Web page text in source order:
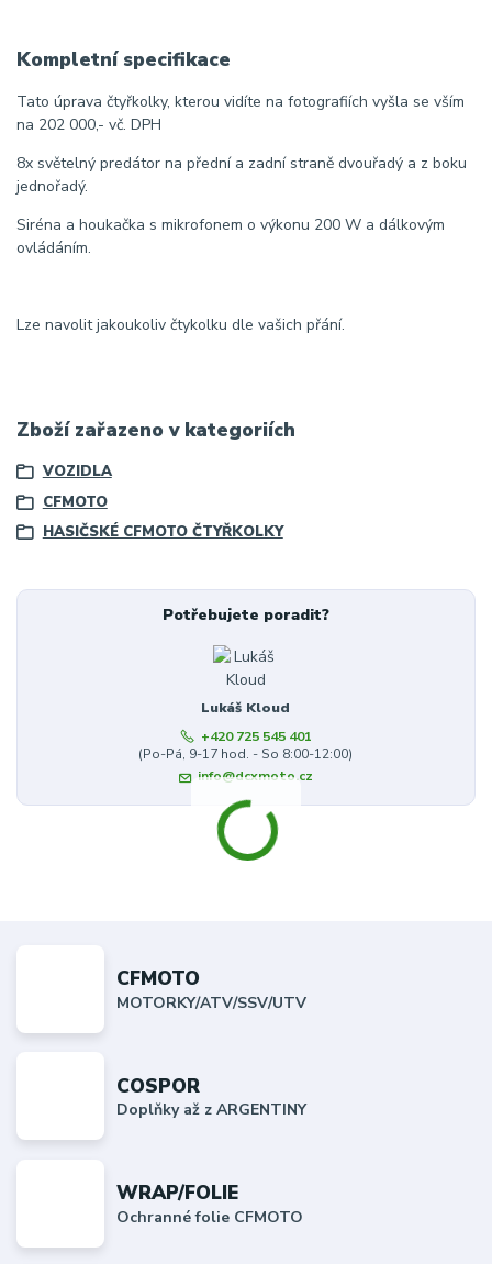
Kompletní specifikace
Tato úprava čtyřkolky, kterou vidíte na fotografiích vyšla se vším
na 202 000,- vč. DPH
8x světelný predátor na přední a zadní straně dvouřadý a z boku
jednořadý.
Siréna a houkačka s mikrofonem o výkonu 200 W a dálkovým
ovládáním.
Lze navolit jakoukoliv čtykolku dle vašich přání.
Zboží zařazeno v kategoriích
VOZIDLA
CFMOTO
HASIČSKÉ CFMOTO ČTYŘKOLKY
Potřebujete poradit?
Lukáš Kloud
+420 725 545 401
(Po-Pá, 9-17 hod. - So 8:00-12:00)
info@dcxmoto.cz
CFMOTO
MOTORKY/ATV/SSV/UTV
COSPOR
Doplňky až z ARGENTINY
WRAP/FOLIE
Ochranné folie CFMOTO